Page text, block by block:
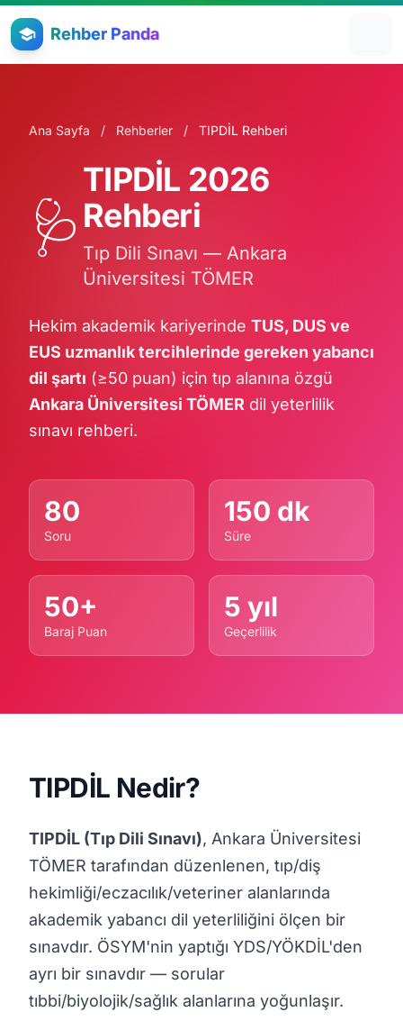
Rehber Panda
Ana Sayfa / Rehberler / TIPDİL Rehberi
🩺
TIPDİL 2026
Rehberi
Tıp Dili Sınavı — Ankara
Üniversitesi TÖMER
Hekim akademik kariyerinde TUS, DUS ve
EUS uzmanlık tercihlerinde gereken yabancı
dil şartı (≥50 puan) için tıp alanına özgü
Ankara Üniversitesi TÖMER dil yeterlilik
sınavı rehberi.
80
Soru
150 dk
Süre
50+
Baraj Puan
5 yıl
Geçerlilik
TIPDİL Nedir?
TIPDİL (Tıp Dili Sınavı), Ankara Üniversitesi
TÖMER tarafından düzenlenen, tıp/diş
hekimliği/eczacılık/veteriner alanlarında
akademik yabancı dil yeterliliğini ölçen bir
sınavdır. ÖSYM'nin yaptığı YDS/YÖKDİL'den
ayrı bir sınavdır — sorular
tıbbi/biyolojik/sağlık alanlarına yoğunlaşır.